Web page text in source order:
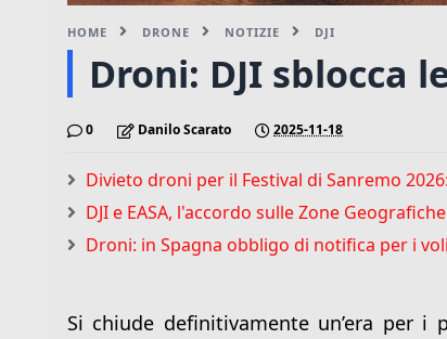
HOME DRONE NOTIZIE DJI
Droni: DJI sblocca
0 Danilo Scarato 2025-11-18
Divieto droni per il Festival di Sanremo
DJI e EASA, l'accordo sulle Zone
Droni: in Spagna obbligo di notifica per i
Si chiude definitivamente un’era per